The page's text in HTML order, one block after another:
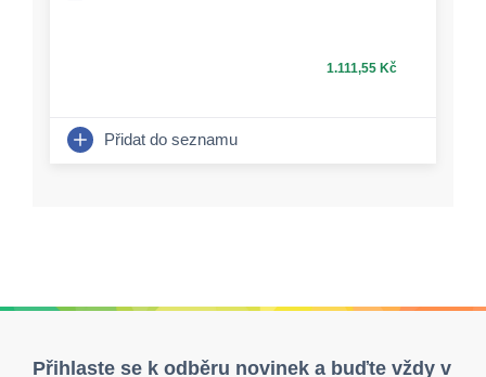
1.111,55 Kč
Přidat do seznamu
Přihlaste se k odběru novinek a buďte vždy v